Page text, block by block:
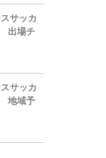
サッカ
出場チ
サッカ
地域予